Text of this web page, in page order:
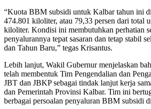
“Kuota BBM subsidi untuk Kalbar tahun ini
474.801 kiloliter, atau 79,33 persen dari total
kiloliter. Kondisi ini membutuhkan perhatian
penyalurannya tepat sasaran dan tetap stabil
dan Tahun Baru,” tegas Krisantus.
Lebih lanjut, Wakil Gubernur menjelaskan
telah membentuk Tim Pengendalian dan
JBT dan JBKP sebagai tindak lanjut kerja
dan Pemerintah Provinsi Kalbar. Tim ini
berbagai persoalan penyaluran BBM subsidi